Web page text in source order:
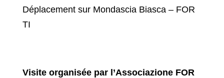
Déplacement sur Mondascia Biasca – FOR
TI
Visite organisée par l’Associazione FOR